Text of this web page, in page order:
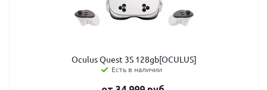
Oculus Quest 3S 128gb[OCULUS]
Есть в наличии